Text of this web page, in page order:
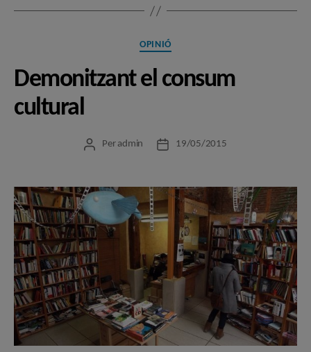
Categories
OPINIÓ
Demonitzant el consum
cultural
Autor
Per admin
Data19/05/2015